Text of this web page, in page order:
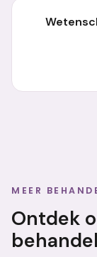
MEER
Ontdek